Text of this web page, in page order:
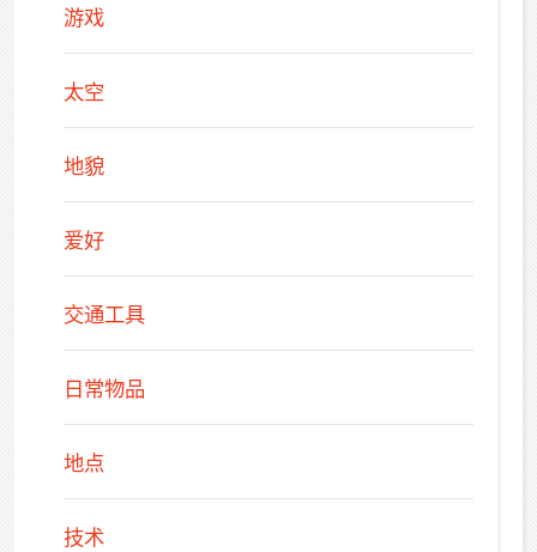
游戏
太空
地貌
爱好
交通工具
日常物品
地点
技术